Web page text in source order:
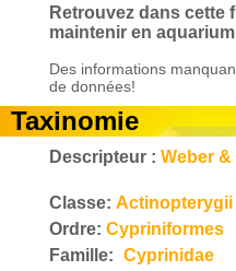
Retrouvez dans cette
maintenir en
Des informations
de données!
Taxinomie
Descripteur : Weber &
Classe: Actinopterygii
Ordre: Cypriniformes
Famille: Cyprinidae